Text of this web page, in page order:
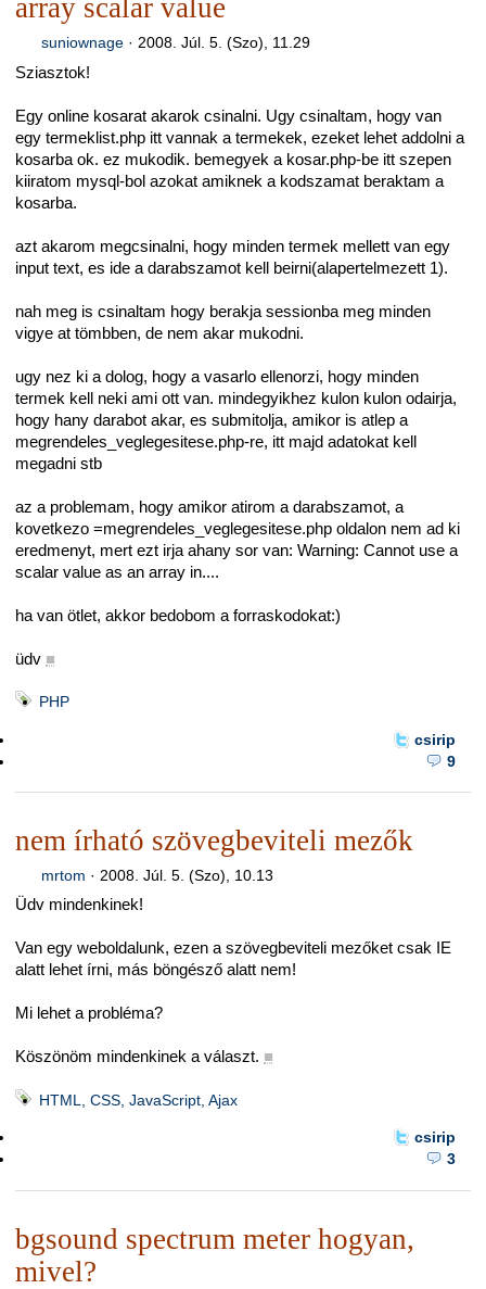
array scalar value
suniownage· 2008. Júl. 5. (Szo), 11.29
Sziasztok!
Egy online kosarat akarok csinalni. Ugy csinaltam, hogy van
egy termeklist.php itt vannak a termekek, ezeket lehet addolni a
kosarba ok. ez mukodik. bemegyek a kosar.php-be itt szepen
kiiratom mysql-bol azokat amiknek a kodszamat beraktam a
kosarba.
azt akarom megcsinalni, hogy minden termek mellett van egy
input text, es ide a darabszamot kell beirni(alapertelmezett 1).
nah meg is csinaltam hogy berakja sessionba meg minden
vigye at tömbben, de nem akar mukodni.
ugy nez ki a dolog, hogy a vasarlo ellenorzi, hogy minden
termek kell neki ami ott van. mindegyikhez kulon kulon odairja,
hogy hany darabot akar, es submitolja, amikor is atlep a
megrendeles_veglegesitese.php-re, itt majd adatokat kell
megadni stb
az a problemam, hogy amikor atirom a darabszamot, a
kovetkezo =megrendeles_veglegesitese.php oldalon nem ad ki
eredmenyt, mert ezt irja ahany sor van: Warning: Cannot use a
scalar value as an array in....
ha van ötlet, akkor bedobom a forraskodokat:)
üdv ■
PHP
csirip
9
nem írható szövegbeviteli mezők
mrtom · 2008. Júl. 5. (Szo), 10.13
Üdv mindenkinek!
Van egy weboldalunk, ezen a szövegbeviteli mezőket csak IE
alatt lehet írni, más böngésző alatt nem!
Mi lehet a probléma?
Köszönöm mindenkinek a választ. ■
HTML, CSS, JavaScript, Ajax
csirip
3
bgsound spectrum meter hogyan,
mivel?